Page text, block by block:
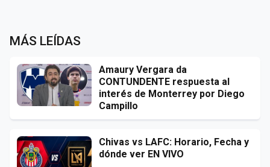
MÁS LEÍDAS
Amaury Vergara da
CONTUNDENTE respuesta al
interés de Monterrey por Diego
Campillo
Chivas vs LAFC: Horario, Fecha y
dónde ver EN VIVO